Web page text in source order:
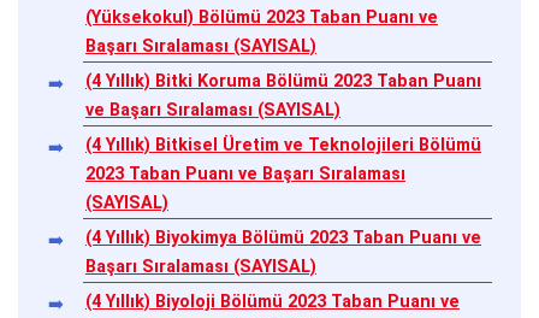
(Yüksekokul) Bölümü 2023 Taban Puanı ve
Başarı Sıralaması (SAYISAL)
(4 Yıllık) Bitki Koruma Bölümü 2023 Taban Puanı
ve Başarı Sıralaması (SAYISAL)
(4 Yıllık) Bitkisel Üretim ve Teknolojileri Bölümü
2023 Taban Puanı ve Başarı Sıralaması
(SAYISAL)
(4 Yıllık) Biyokimya Bölümü 2023 Taban Puanı ve
Başarı Sıralaması (SAYISAL)
(4 Yıllık) Biyoloji Bölümü 2023 Taban Puanı ve